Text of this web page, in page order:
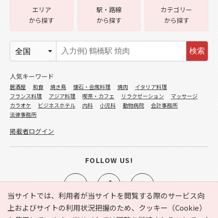
当サイトでは、利用者が当サイトを閲覧する際のサービス向
上およびサイトの利用状況把握のため、クッキー（Cookie）
エリア
から探す
駅・路線
から探す
カテゴリー
から探す
検索
人気キーワード
居酒屋 和食 焼き鳥 懐石・会席料理 焼肉
イタリア料理
フランス料理
アジア料理 喫茶・カフェ リラクゼーション
マッサージ
カラオケ
ビジネスホテル 内科 小児科 動物病院
会計事務所
法律事務所
掲載者ログイン
FOLLOW US!